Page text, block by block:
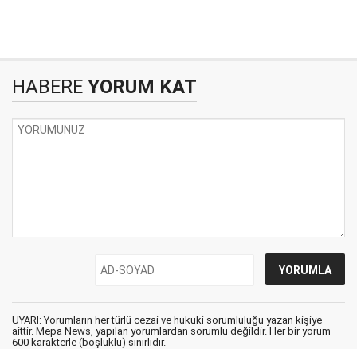
HABERE YORUM KAT
UYARI: Yorumların her türlü cezai ve hukuki sorumluluğu yazan kişiye
aittir. Mepa News, yapılan yorumlardan sorumlu değildir. Her bir yorum
600 karakterle (boşluklu) sınırlıdır.